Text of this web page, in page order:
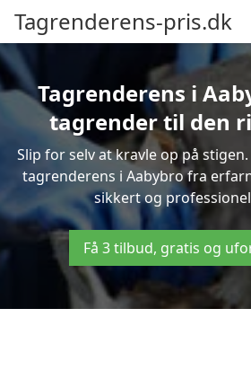
Tagrenderens-pris.dk
Tagrenderens i
tagrender til den
Slip for selv at kravle op på
tagrenderens i Aabybro fra
sikkert og
Få 3 tilbud, gratis og